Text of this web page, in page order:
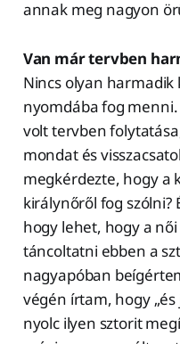
annak meg nagyon
Van már tervben
Nincs olyan
nyomdába fog
volt tervben
mondat és
megkérdezte, hogy a
királynőről fog szólni?
hogy lehet, hogy a
táncoltatni ebben a
nagyapóban
végén írtam, hogy „és
nyolc ilyen sztorit